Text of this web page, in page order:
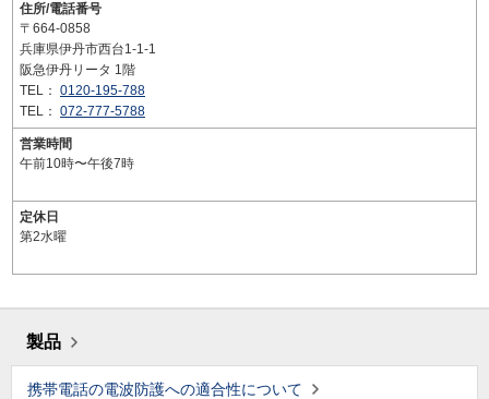
住所/電話番号
〒664-0858
兵庫県伊丹市西台1-1-1
阪急伊丹リータ 1階
TEL： 0120-195-788
TEL： 072-777-5788
営業時間
午前10時〜午後7時
定休日
第2水曜
製品
携帯電話の電波防護への適合性について